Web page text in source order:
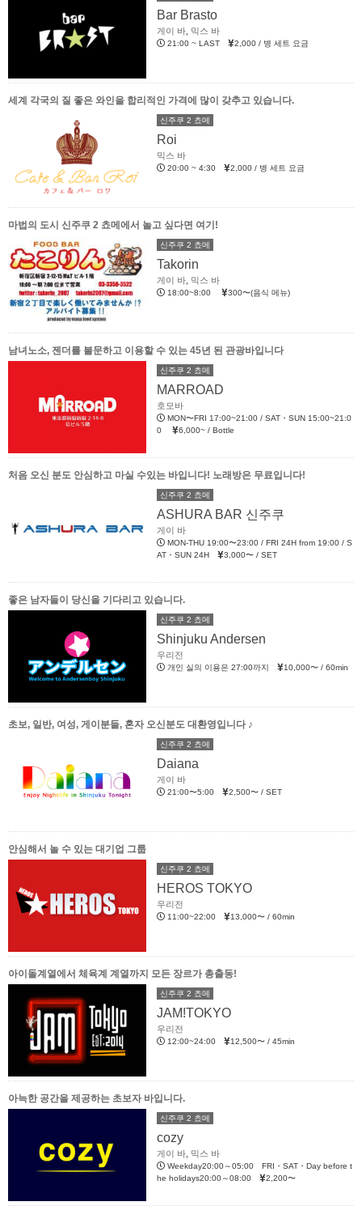
Bar Brasto
게이 바 믹스 바
21:00 ~ LAST 2,000 / 병 세트 요금
세계 각국의 질 좋은 와인을 합리적인 가격에 많이 갖추고 있습니다.
신주쿠 2 쵸메
Roi
믹스 바
20:00 ~ 4:30 2,000 / 병 세트 요금
마법의 도시 신주쿠 2 쵸메에서 놀고 싶다면 여기!
신주쿠 2 쵸메
Takorin
게이 바, 믹스 바
18:00~8:00 300〜(음식 메뉴)
남녀노소, 젠더를 불문하고 이용할 수 있는 45년 된 관광바입니다
신주쿠 2 쵸메
MARROAD
호모바
MON〜FRI 17:00~21:00 / SAT・SUN 15:00~21:0
0
6,000~ / Bottle
처음 오신 분도 안심하고 마실 수있는 바입니다! 노래방은 무료입니다!
신주쿠 2 쵸메
ASHURA BAR 신주쿠
게이 바
MON-THU 19:00〜23:00 / FRI 24H from 19:00 / S
AT・SUN 24H
3,000〜 / SET
좋은 남자들이 당신을 기다리고 있습니다.
신주쿠 2 쵸메
Shinjuku Andersen
우리전
개인 실의 이용은 27:00까지 10,000〜 / 60min
초보, 일반, 여성, 게이분들, 혼자 오신분도 대환영입니다 ♪
신주쿠 2 쵸메
Daiana
게이 바
21:00〜5:00 2,500〜 / SET
안심해서 놀 수 있는 대기업 그룹
신주쿠 2 쵸메
HEROS TOKYO
우리전
11:00~22:00 13,000〜 / 60min
아이돌계열에서 체육계 계열까지 모든 장르가 총출동!
신주쿠 2 쵸메
JAM!TOKYO
우리전
12:00~24:00 12,500〜 / 45min
아늑한 공간을 제공하는 초보자 바입니다.
신주쿠 2 쵸메
cozy
게이 바 믹스 바
Weekday20:00～05:00 FRI・SAT・Day before t
he holidays20:00～08:00
2,200〜